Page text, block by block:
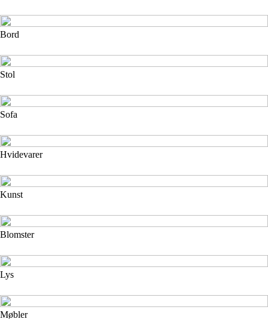
Bord
Stol
Sofa
Hvidevarer
Kunst
Blomster
Lys
Møbler